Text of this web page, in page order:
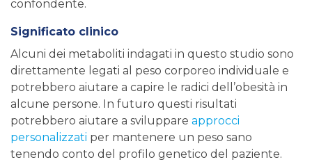
confondente.
Significato clinico
Alcuni dei metaboliti indagati in questo studio sono
direttamente legati al peso corporeo individuale e
potrebbero aiutare a capire le radici dell’obesità in
alcune persone. In futuro questi risultati
potrebbero aiutare a sviluppare approcci
personalizzati per mantenere un peso sano
tenendo conto del profilo genetico del paziente.